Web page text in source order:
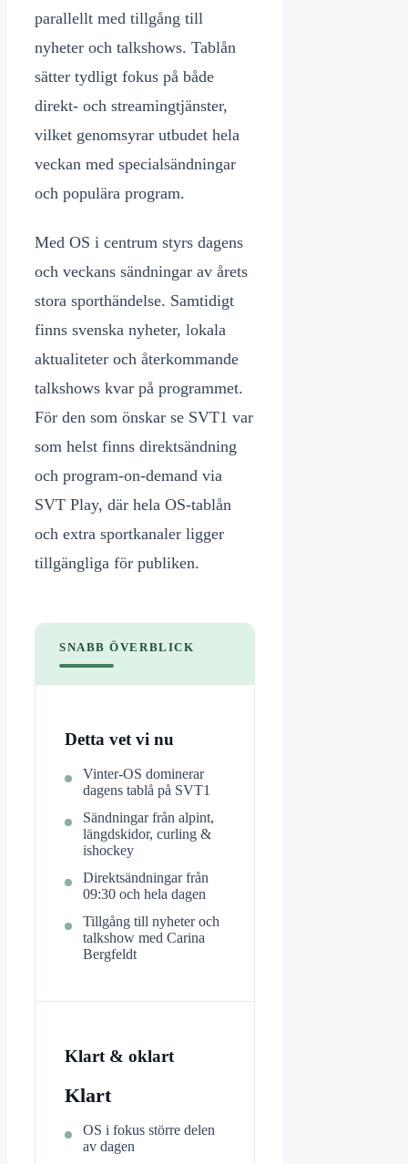
parallellt med tillgång till
nyheter och talkshows. Tablån
sätter tydligt fokus på både
direkt- och streamingtjänster,
vilket genomsyrar utbudet hela
veckan med specialsändningar
och populära program.
Med OS i centrum styrs dagens
och veckans sändningar av årets
stora sporthändelse. Samtidigt
finns svenska nyheter, lokala
aktualiteter och återkommande
talkshows kvar på programmet.
För den som önskar se SVT1 var
som helst finns direktsändning
och program-on-demand via
SVT Play, där hela OS-tablån
och extra sportkanaler ligger
tillgängliga för publiken.
SNABB ÖVERBLICK
Detta vet vi nu
Vinter-OS dominerar
dagens tablå på SVT1
Sändningar från alpint,
längdskidor, curling &
ishockey
Direktsändningar från
09:30 och hela dagen
Tillgång till nyheter och
talkshow med Carina
Bergfeldt
Klart & oklart
Klart
OS i fokus större delen
av dagen